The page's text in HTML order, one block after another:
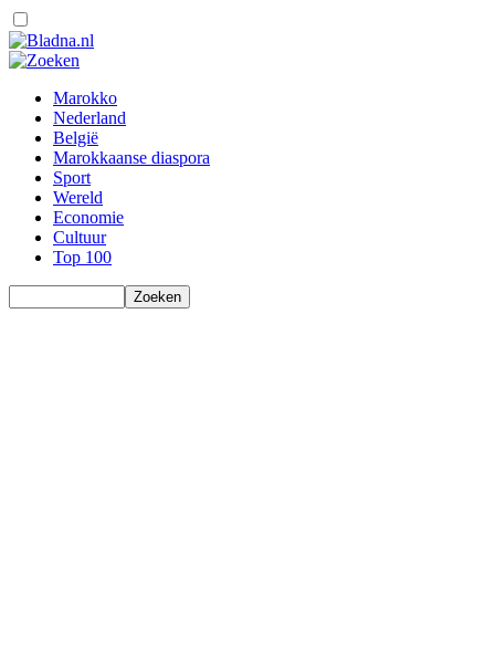
Marokko
Nederland
België
Marokkaanse diaspora
Sport
Wereld
Economie
Cultuur
Top 100